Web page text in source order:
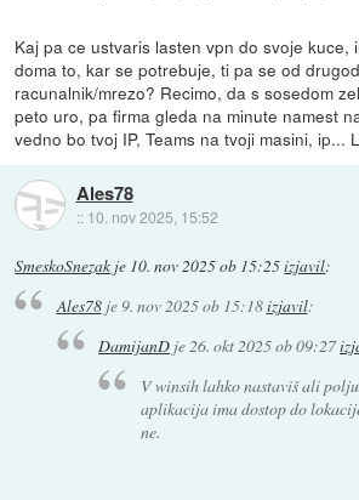
Kaj pa ce ustvaris lasten vpn do svoje kuce,
doma to, kar se potrebuje, ti pa se od
racunalnik/mrezo? Recimo, da s sosedom
peto uro, pa firma gleda na minute namest
vedno bo tvoj IP, Teams na tvoji masini, ip...
Ales78
:: 10. nov 2025, 15:52
SmeskoSnezak je 10. nov 2025 ob 15:25izjavil:
Ales78je9. nov 2025 ob 15:18izjavil:
DamijanD je26. okt 2025 ob 09:27
V winsih lahko nastaviš ali
aplikacija ima dostop do
ne.